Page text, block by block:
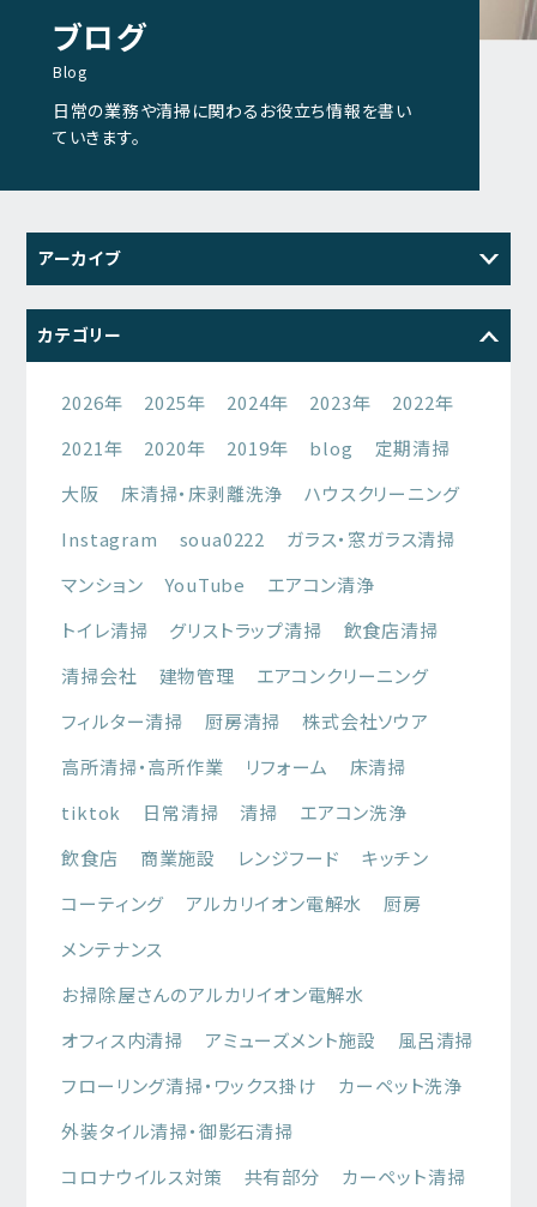
ブログ
Blog
日常の業務や清掃に関わるお役立ち情報を書い
ていきます。
アーカイブ
2026
カテゴリー
2026年 2025年 2024年 2023年
2022年
2021年
2020年 2019年 blog
定期清掃
大阪
床清掃・床剥離洗浄
ハウスクリーニング
Instagram
soua0222
ガラス・窓ガラス清掃
マンション
YouTube
エアコン清浄
トイレ清掃
グリストラップ清掃
飲食店清掃
清掃会社
建物管理
エアコンクリーニング
フィルター清掃
厨房清掃
株式会社ソウア
高所清掃・高所作業
リフォーム
床清掃
tiktok
日常清掃 清掃
エアコン洗浄
飲食店
商業施設 レンジフード
キッチン
コーティング
アルカリイオン電解水
厨房
メンテナンス
お掃除屋さんのアルカリイオン電解水
オフィス内清掃
アミューズメント施設
風呂清掃
フローリング清掃・ワックス掛け
カーペット洗浄
外装タイル清掃・御影石清掃
コロナウイルス対策
共有部分
カーペット清掃